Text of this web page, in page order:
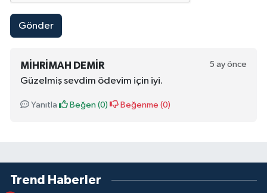
Gönder
MIHRIMAH DEMIR 5 ay önce
Güzelmiş sevdim ödevim için iyi.
Yanıtla Beğen (0) Beğenme (0)
Trend Haberler